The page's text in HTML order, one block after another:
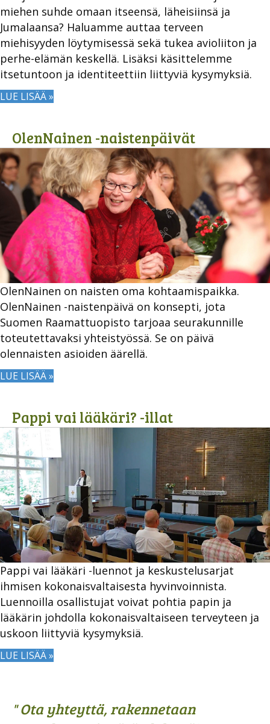
miehen suhde omaan itseensä, läheisiinsä ja
Jumalaansa? Haluamme auttaa terveen
miehisyyden löytymisessä sekä tukea avioliiton ja
perhe-elämän keskellä. Lisäksi käsittelemme
itsetuntoon ja identiteettiin liittyviä kysymyksiä.
LUE LISÄÄ »
OlenNainen -naistenpäivät
OlenNainen on naisten oma kohtaamispaikka.
OlenNainen -naistenpäivä on konsepti, jota
Suomen Raamattuopisto tarjoaa seurakunnille
toteutettavaksi yhteistyössä. Se on päivä
olennaisten asioiden äärellä.
LUE LISÄÄ »
Pappi vai lääkäri? -illat
Pappi vai lääkäri -luennot ja keskustelusarjat
ihmisen kokonaisvaltaisesta hyvinvoinnista.
Luennoilla osallistujat voivat pohtia papin ja
lääkärin johdolla kokonaisvaltaiseen terveyteen ja
uskoon liittyviä kysymyksiä.
LUE LISÄÄ »
" Ota yhteyttä, rakennetaan